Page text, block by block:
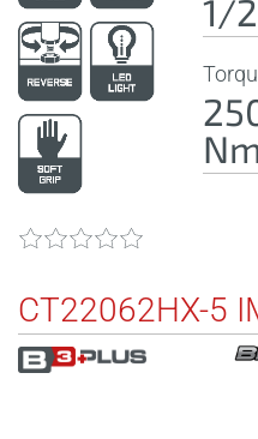
1/
CT22062HX-5